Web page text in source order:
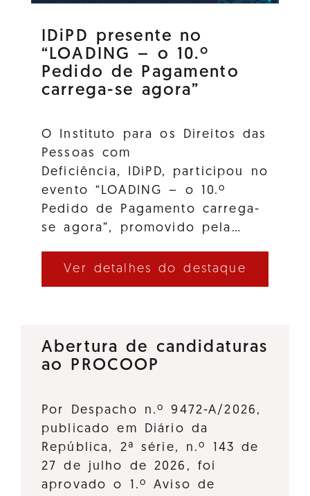
IDiPD presente no
“LOADING – o 10.º
Pedido de Pagamento
carrega-se agora”
O Instituto para os Direitos das
Pessoas com
Deficiência, IDiPD, participou no
evento “LOADING – o 10.º
Pedido de Pagamento carrega-
se agora”, promovido pela…
Ver detalhes do destaque
Abertura de candidaturas
ao PROCOOP
Por Despacho n.º 9472-A/2026,
publicado em Diário da
República, 2ª série, n.º 143 de
27 de julho de 2026, foi
aprovado o 1.º Aviso de